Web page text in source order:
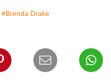
#Brenda Drake